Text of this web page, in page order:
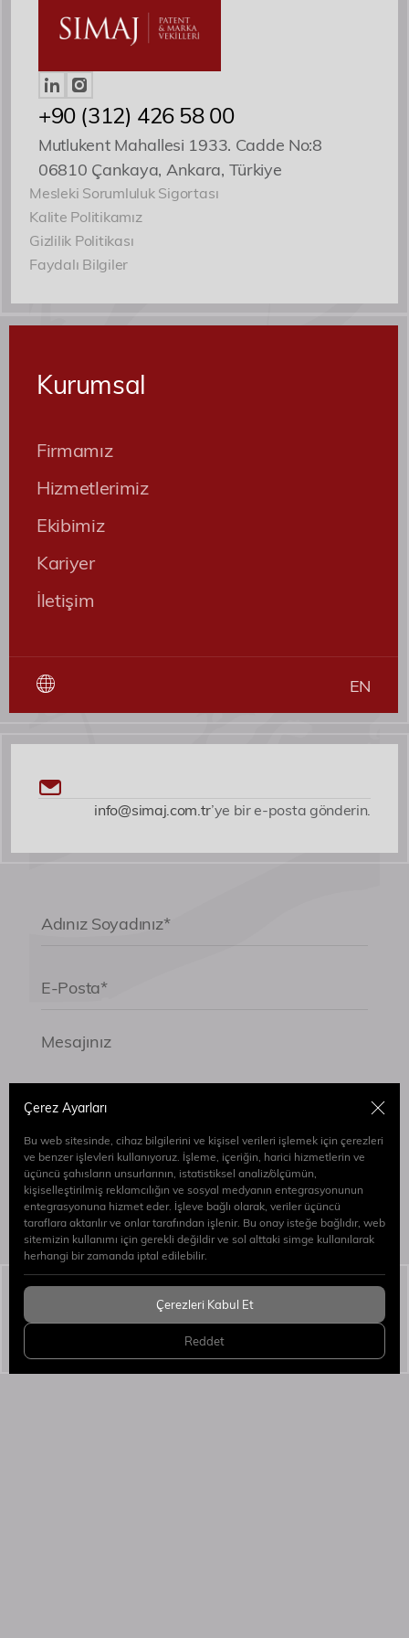
+90 (312) 426 58 00
Mutlukent Mahallesi 1933. Cadde No:8
06810 Çankaya, Ankara, Türkiye
Mesleki Sorumluluk Sigortası
Kalite Politikamız
Gizlilik Politikası
Faydalı Bilgiler
Kurumsal
Firmamız
Hizmetlerimiz
Ekibimiz
Kariyer
İletişim
EN
info@simaj.com.tr’ye bir e-posta gönderin.
Formu göndererekAydınlatma Metni’ni Okudum
ve Kabul Ediyorum.
Gönder
WEB
YAZILIM
Çerez Ayarları
Bu web sitesinde, cihaz bilgilerini ve kişisel verileri işlemek için çerezleri
ve benzer işlevleri kullanıyoruz. İşleme, içeriğin, harici hizmetlerin ve
üçüncü şahısların unsurlarının, istatistiksel analiz/ölçümün,
kişiselleştirilmiş reklamcılığın ve sosyal medyanın entegrasyonunun
entegrasyonuna hizmet eder. İşleve bağlı olarak, veriler üçüncü
taraflara aktarılır ve onlar tarafından işlenir. Bu onay isteğe bağlıdır, web
sitemizin kullanımı için gerekli değildir ve sol alttaki simge kullanılarak
herhangi bir zamanda iptal edilebilir.
Çerezleri Kabul Et
Reddet